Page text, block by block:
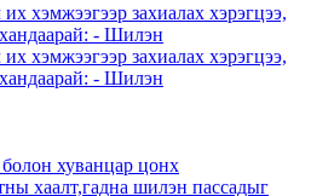
хэмжээгээр захиалах хэрэгцээ,
- Шилэн
хэмжээгээр захиалах хэрэгцээ,
- Шилэн